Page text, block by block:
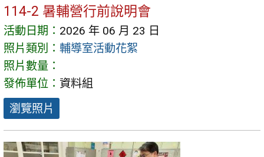
114-2 暑輔營行前說明會
活動日期： 2026 年 06 月 23 日
照片類別： 輔導室活動花絮
照片數量：
發佈單位： 資料組
瀏覽照片